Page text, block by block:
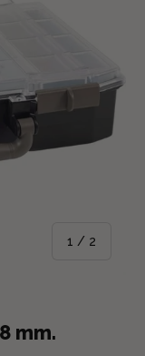
1 / af
2
mm.